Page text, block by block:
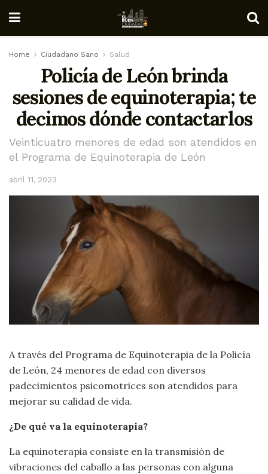
Home Ciudadano Sano Salud
Policía de León brinda
sesiones de equinoterapia; te
decimos dónde contactarlos
Veinticuatro menores de edad son atendidos en
el Programa de Equinoterapia de León
abril 11, 2023
A través del Programa de Equinoterapia de la Policía
de León, 24 menores de edad con diversos
padecimientos psicomotrices son atendidos para
mejorar su calidad de vida.
¿De qué va la equinoterapia?
La equinoterapia consiste en la transmisión de
vibraciones del caballo a las personas con alguna